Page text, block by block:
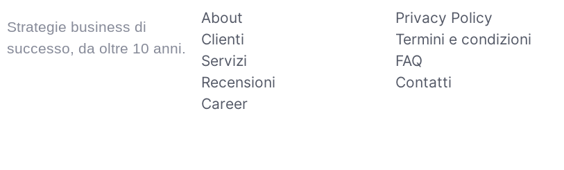
Strategie business di
successo, da oltre 10 anni.
About
Clienti
Servizi
Recensioni
Career
Privacy Policy
Termini e condizioni
FAQ
Contatti